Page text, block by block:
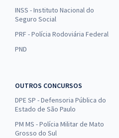
INSS - Instituto Nacional do
Seguro Social
PRF - Polícia Rodoviária Federal
PND
OUTROS CONCURSOS
DPE SP - Defensoria Pública do
Estado de São Paulo
PM MS - Polícia Militar de Mato
Grosso do Sul